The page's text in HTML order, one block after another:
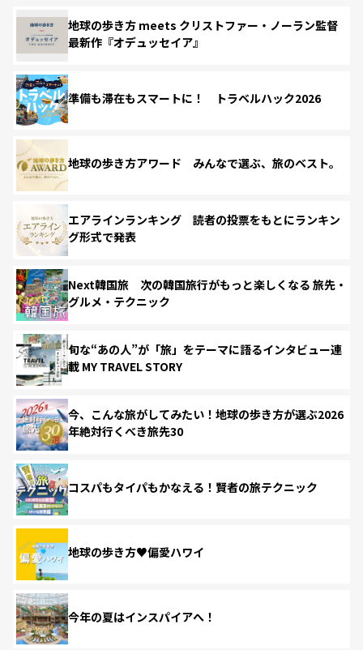
地球の歩き方 meets クリストファー・ノーラン監督
最新作『オデュッセイア』
準備も滞在もスマートに！ トラベルハック2026
地球の歩き方アワード みんなで選ぶ、旅のベスト。
エアラインランキング 読者の投票をもとにランキン
グ形式で発表
Next韓国旅 次の韓国旅行がもっと楽しくなる 旅先・
グルメ・テクニック
旬な“あの人”が「旅」をテーマに語るインタビュー連
載 MY TRAVEL STORY
今、こんな旅がしてみたい！地球の歩き方が選ぶ2026
年絶対行くべき旅先30
コスパもタイパもかなえる！賢者の旅テクニック
地球の歩き方♥偏愛ハワイ
今年の夏はインスパイアへ！